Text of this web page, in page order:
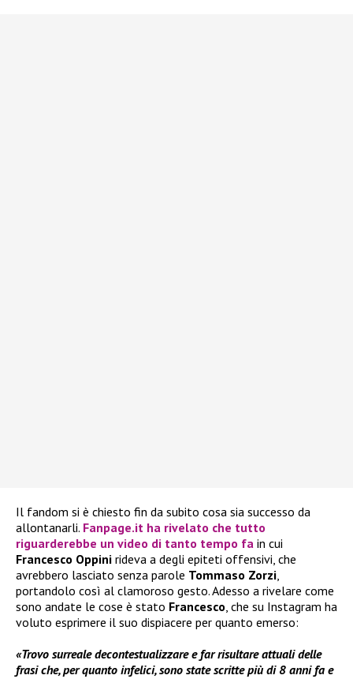
Il fandom si è chiesto fin da subito cosa sia successo da
allontanarli. Fanpage.it ha rivelato che tutto
riguarderebbe un video di tanto tempo fa in cui
Francesco Oppini rideva a degli epiteti offensivi, che
avrebbero lasciato senza parole Tommaso Zorzi,
portandolo così al clamoroso gesto. Adesso a rivelare come
sono andate le cose è stato Francesco, che su Instagram ha
voluto esprimere il suo dispiacere per quanto emerso:
«Trovo surreale decontestualizzare e far risultare attuali delle
frasi che, per quanto infelici, sono state scritte più di 8 anni fa e